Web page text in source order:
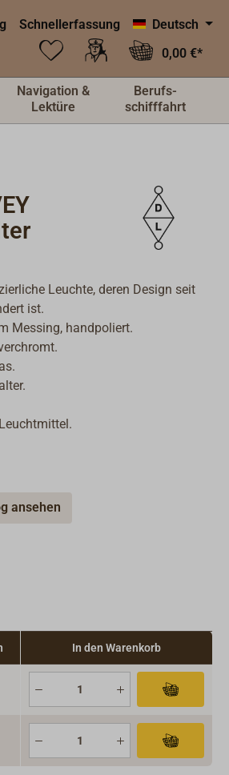
Schnellerfassung
Deutsch
0,00 €*
Navigation &
Lektüre
Berufs-
schifffahrt
Leuchte, deren Design seit
ist.
Messing, handpoliert.
ansehen
In den Warenkorb